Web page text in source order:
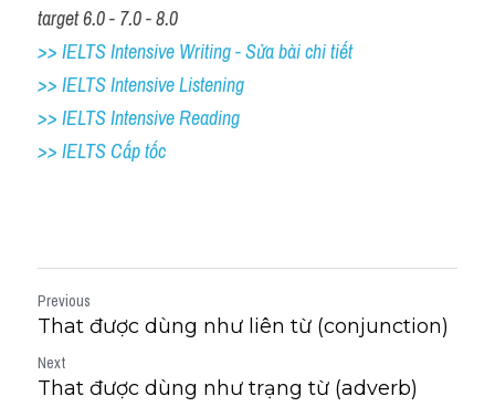
target 6.0 - 7.0 - 8.0
>> IELTS Intensive Writing - Sửa bài chi tiết
>> IELTS Intensive Listening
>> IELTS Intensive Reading
>> IELTS Cấp tốc
Previous
That được dùng như liên từ (conjunction)
Next
That được dùng như trạng từ (adverb)